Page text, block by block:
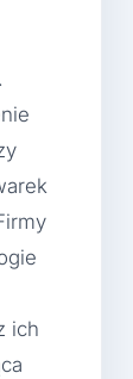
ich